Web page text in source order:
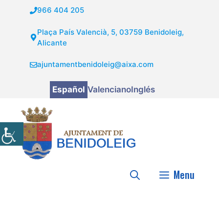
contenido
966 404 205
Plaça País Valencià, 5, 03759 Benidoleig,
Alicante
ajuntamentbenidoleig@aixa.com
Español ValencianoInglés
Menu